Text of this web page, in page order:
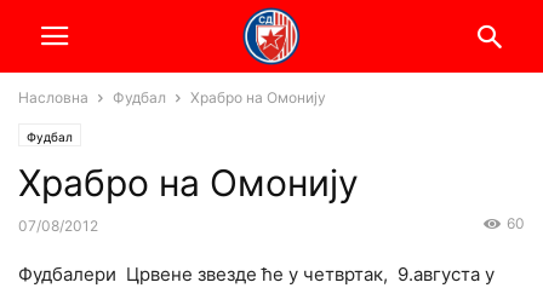
Насловна Фудбал Храбро на Омонију
Фудбал
Храбро на Омонију
07/08/2012 60
Фудбалери Црвене звезде ће у четвртак, 9.августа у